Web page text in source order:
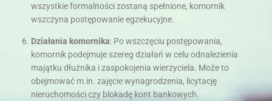
wszystkie formalności zostaną spełnione, komornik
wszczyna postępowanie egzekucyjne.
Działania komornika: Po wszczęciu postępowania,
komornik podejmuje szereg działań w celu odnalezienia
majątku dłużnika i zaspokojenia wierzyciela. Może to
obejmować m.in. zajęcie wynagrodzenia, licytację
nieruchomości czy blokadę kont bankowych.